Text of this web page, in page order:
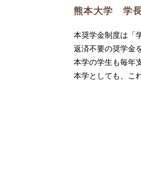
熊本大学 学
本奨学金制度は「
返済不要の奨学金
本学の学生も毎年
本学としても、こ